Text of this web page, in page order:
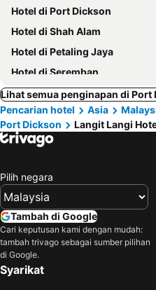
Hotel di Port Dickson
Hotel di Shah Alam
Hotel di Petaling Jaya
Hotel di Seremban
Lihat semua penginapan di Port
Pencarian hotel
Asia
Port Dickson
Langit Langi
Pilih negara
Tambah di Google
Cari keputusan kami dengan mudah:
tambah trivago sebagai sumber pilihan
di Google.
Syarikat